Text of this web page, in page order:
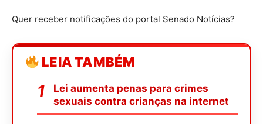
Quer receber notificações do portal Senado Notícias?
LEIA TAMBÉM
Lei aumenta penas para crimes
sexuais contra crianças na internet